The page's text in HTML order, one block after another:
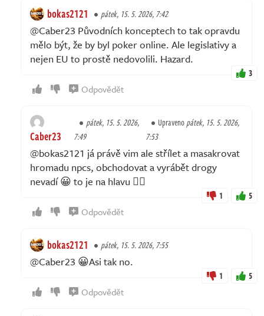
bokas2121 pátek, 15. 5. 2026, 7:42
@Caber23 Původních konceptech to tak opravdu
mělo být, že by byl poker online. Ale legislativy a
nejen EU to prostě nedovolili. Hazard.
3
Odpovědět
Caber23
pátek, 15. 5. 2026,
7:49
Upravenopátek, 15. 5. 2026,
7:53
@bokas2121 já právě vim ale střílet a masakrovat
hromadu npcs, obchodovat a vyrábět drogy
nevadí 😀 to je na hlavu 🙆‍♂️
1 5
Odpovědět
bokas2121 pátek, 15. 5. 2026, 7:55
@Caber23 😀Asi tak no.
1 5
Odpovědět